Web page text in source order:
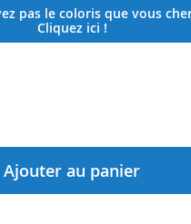
pas le coloris que vous
Cliquez ici !
Ajouter au panier